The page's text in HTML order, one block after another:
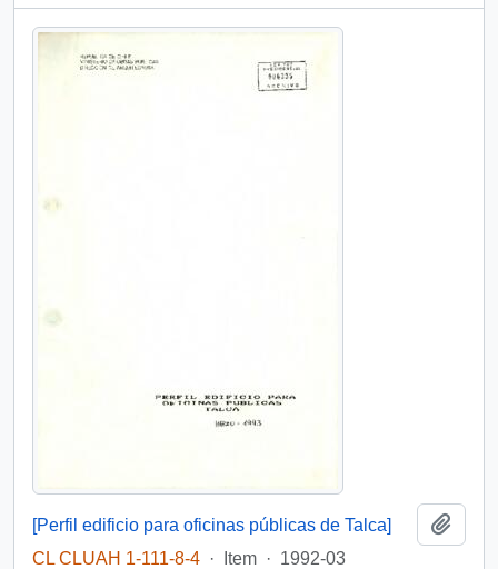
[Perfil edificio para oficinas públicas de Talca]
CL CLUAH 1-111-8-4 · Item · 1992-03